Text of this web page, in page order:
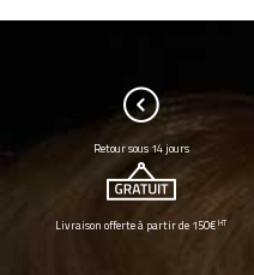
Retour sous 14 jours
Livraison offerte à partir de 150€HT